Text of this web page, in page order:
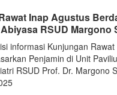
Inap Agustus
RSUD Margono
informasi Kunjungan
Penjamin di Unit
RSUD Prof. Dr. Margono